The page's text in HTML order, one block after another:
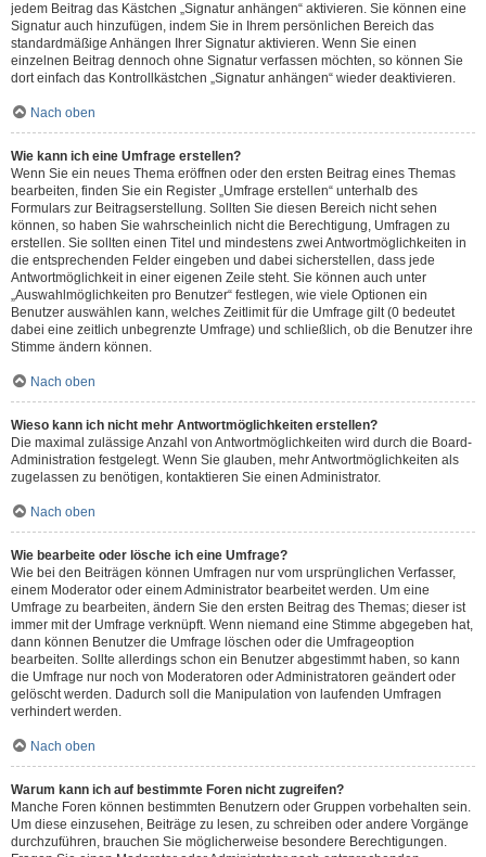
jedem Beitrag das Kästchen „Signatur anhängen“ aktivieren. Sie können eine
Signatur auch hinzufügen, indem Sie in Ihrem persönlichen Bereich das
standardmäßige Anhängen Ihrer Signatur aktivieren. Wenn Sie einen
einzelnen Beitrag dennoch ohne Signatur verfassen möchten, so können Sie
dort einfach das Kontrollkästchen „Signatur anhängen“ wieder deaktivieren.
Nach oben
Wie kann ich eine Umfrage erstellen?
Wenn Sie ein neues Thema eröffnen oder den ersten Beitrag eines Themas
bearbeiten, finden Sie ein Register „Umfrage erstellen“ unterhalb des
Formulars zur Beitragserstellung. Sollten Sie diesen Bereich nicht sehen
können, so haben Sie wahrscheinlich nicht die Berechtigung, Umfragen zu
erstellen. Sie sollten einen Titel und mindestens zwei Antwortmöglichkeiten in
die entsprechenden Felder eingeben und dabei sicherstellen, dass jede
Antwortmöglichkeit in einer eigenen Zeile steht. Sie können auch unter
„Auswahlmöglichkeiten pro Benutzer“ festlegen, wie viele Optionen ein
Benutzer auswählen kann, welches Zeitlimit für die Umfrage gilt (0 bedeutet
dabei eine zeitlich unbegrenzte Umfrage) und schließlich, ob die Benutzer ihre
Stimme ändern können.
Nach oben
Wieso kann ich nicht mehr Antwortmöglichkeiten erstellen?
Die maximal zulässige Anzahl von Antwortmöglichkeiten wird durch die Board-
Administration festgelegt. Wenn Sie glauben, mehr Antwortmöglichkeiten als
zugelassen zu benötigen, kontaktieren Sie einen Administrator.
Nach oben
Wie bearbeite oder lösche ich eine Umfrage?
Wie bei den Beiträgen können Umfragen nur vom ursprünglichen Verfasser,
einem Moderator oder einem Administrator bearbeitet werden. Um eine
Umfrage zu bearbeiten, ändern Sie den ersten Beitrag des Themas; dieser ist
immer mit der Umfrage verknüpft. Wenn niemand eine Stimme abgegeben hat,
dann können Benutzer die Umfrage löschen oder die Umfrageoption
bearbeiten. Sollte allerdings schon ein Benutzer abgestimmt haben, so kann
die Umfrage nur noch von Moderatoren oder Administratoren geändert oder
gelöscht werden. Dadurch soll die Manipulation von laufenden Umfragen
verhindert werden.
Nach oben
Warum kann ich auf bestimmte Foren nicht zugreifen?
Manche Foren können bestimmten Benutzern oder Gruppen vorbehalten sein.
Um diese einzusehen, Beiträge zu lesen, zu schreiben oder andere Vorgänge
durchzuführen, brauchen Sie möglicherweise besondere Berechtigungen.